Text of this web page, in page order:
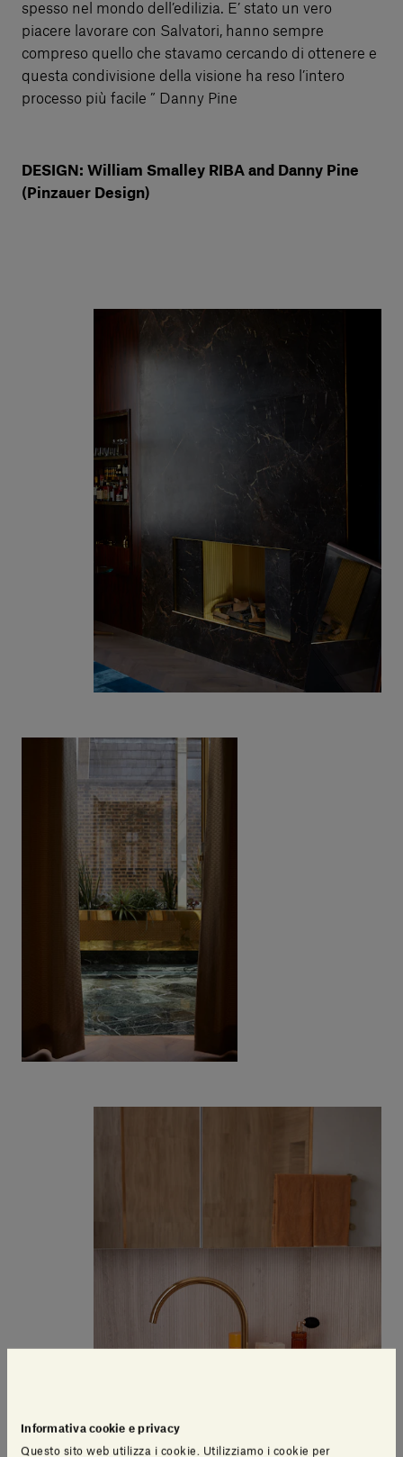
Informativa cookie e privacy
Questo sito web utilizza i cookie. Utilizziamo i cookie per
spesso nel mondo dell’edilizia. E’ stato un vero
piacere lavorare con Salvatori, hanno sempre
compreso quello che stavamo cercando di ottenere e
questa condivisione della visione ha reso l’intero
processo più facile ” Danny Pine
DESIGN: William Smalley RIBA and Danny Pine
(Pinzauer Design)